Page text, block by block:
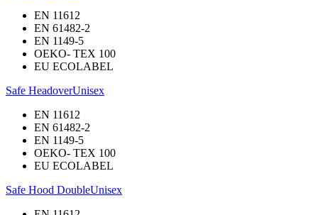
EN 11612
EN 61482-2
EN 1149-5
OEKO- TEX 100
EU ECOLABEL
Safe HeadoverUnisex
EN 11612
EN 61482-2
EN 1149-5
OEKO- TEX 100
EU ECOLABEL
Safe Hood DoubleUnisex